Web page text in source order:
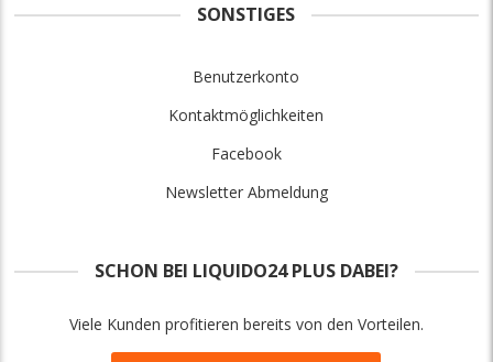
SONSTIGES
Benutzerkonto
Kontaktmöglichkeiten
Facebook
Newsletter Abmeldung
SCHON BEI LIQUIDO24 PLUS DABEI?
Viele Kunden profitieren bereits von den Vorteilen.